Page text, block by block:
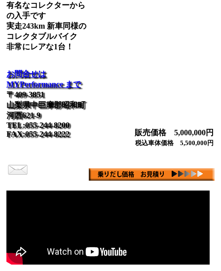
有名なコレクターから
の入手です
実走243km 新車同様の
コレクタブルバイク
非常にレアな1台！
お問合せは
MYPerformance まで
〒409-3851
山梨県中巨摩郡昭和町
河西621-9
TEL:055-244-8200
FAX:055-244-8222
販売価格 5,000,000円
税込車体価格 5,500,000円